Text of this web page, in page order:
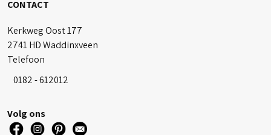
CONTACT
Kerkweg Oost 177
2741 HD Waddinxveen
Telefoon
0182 - 612012
Volg ons